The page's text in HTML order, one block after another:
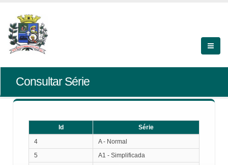
Consultar Série
Id
Série
4
A - Normal
5
A1 - Simplificada